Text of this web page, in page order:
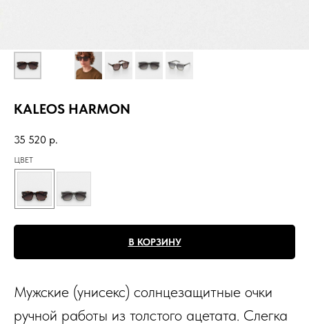
KALEOS HARMON
35 520 р.
ЦВЕТ
В КОРЗИНУ
Мужские (унисекс) солнцезащитные очки
ручной работы из толстого ацетата. Слегка